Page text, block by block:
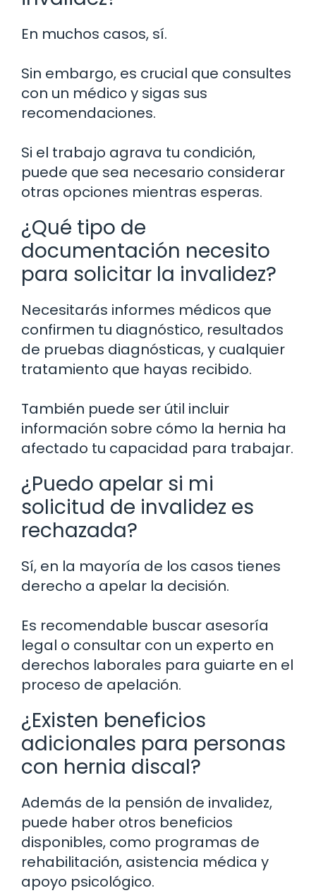
En muchos casos, sí.
Sin embargo, es crucial que consultes
con un médico y sigas sus
recomendaciones.
Si el trabajo agrava tu condición,
puede que sea necesario considerar
otras opciones mientras esperas.
¿Qué tipo de
documentación necesito
para solicitar la invalidez?
Necesitarás informes médicos que
confirmen tu diagnóstico, resultados
de pruebas diagnósticas, y cualquier
tratamiento que hayas recibido.
También puede ser útil incluir
información sobre cómo la hernia ha
afectado tu capacidad para trabajar.
¿Puedo apelar si mi
solicitud de invalidez es
rechazada?
Sí, en la mayoría de los casos tienes
derecho a apelar la decisión.
Es recomendable buscar asesoría
legal o consultar con un experto en
derechos laborales para guiarte en el
proceso de apelación.
¿Existen beneficios
adicionales para personas
con hernia discal?
Además de la pensión de invalidez,
puede haber otros beneficios
disponibles, como programas de
rehabilitación, asistencia médica y
apoyo psicológico.